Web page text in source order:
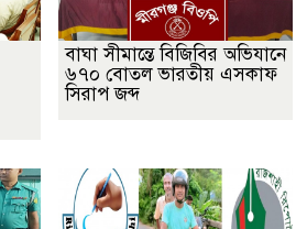
বাঘা সীমান্তে বিজিবির অভিযানে
৬৭০ বোতল ভারতীয় এসকাফ
সিরাপ জব্দ